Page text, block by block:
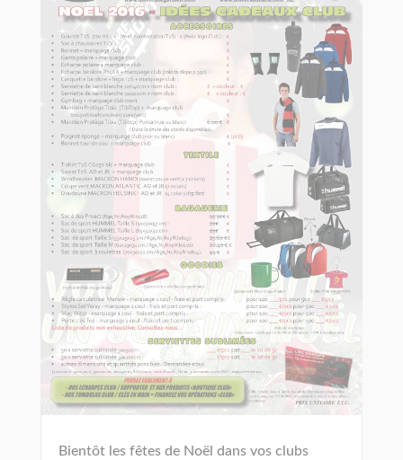
Bientôt les fêtes de Noël dans vos clubs